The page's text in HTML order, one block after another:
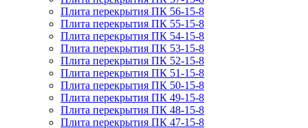
Плита перекрытия ПК 56-15-8
Плита перекрытия ПК 55-15-8
Плита перекрытия ПК 54-15-8
Плита перекрытия ПК 53-15-8
Плита перекрытия ПК 52-15-8
Плита перекрытия ПК 51-15-8
Плита перекрытия ПК 50-15-8
Плита перекрытия ПК 49-15-8
Плита перекрытия ПК 48-15-8
Плита перекрытия ПК 47-15-8